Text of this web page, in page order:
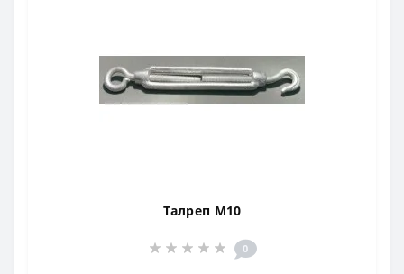
Талреп M10
0